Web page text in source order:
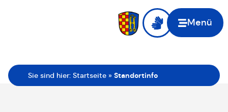
Menü
Sie sind hier: Startseite » Standortinfo